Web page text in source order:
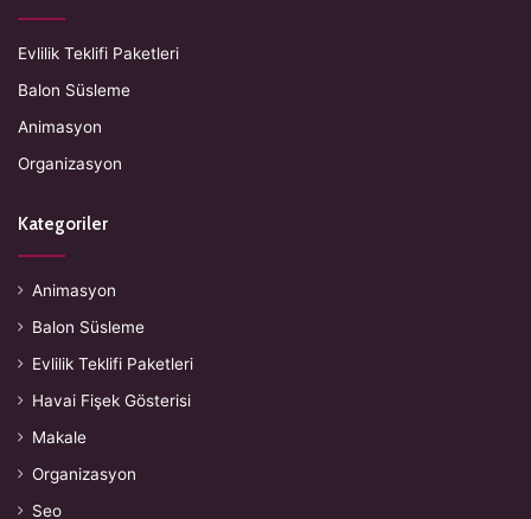
Evlilik Teklifi Paketleri
Balon Süsleme
Animasyon
Organizasyon
Kategoriler
Animasyon
Balon Süsleme
Evlilik Teklifi Paketleri
Havai Fişek Gösterisi
Makale
Organizasyon
Seo